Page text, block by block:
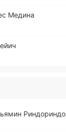
Медина
Ри­ндо­ри­ндо